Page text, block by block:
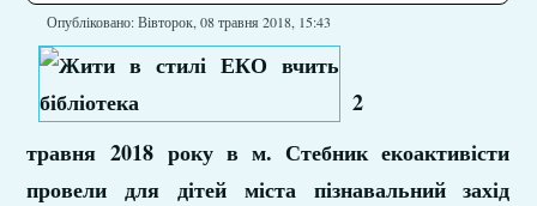
Опубліковано: Вівторок, 08 травня 2018, 15:43
2
травня 2018 року в м. Стебник екоактивісти
провели для дітей міста пізнавальний захід